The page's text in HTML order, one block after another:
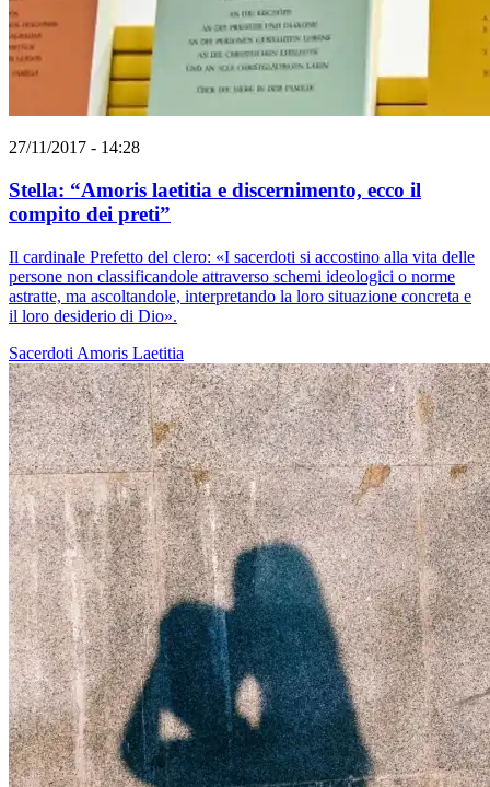
27/11/2017 - 14:28
Stella: “Amoris laetitia e discernimento, ecco il
compito dei preti”
Il cardinale Prefetto del clero: «I sacerdoti si accostino alla vita delle
persone non classificandole attraverso schemi ideologici o norme
astratte, ma ascoltandole, interpretando la loro situazione concreta e
il loro desiderio di Dio».
Sacerdoti Amoris Laetitia